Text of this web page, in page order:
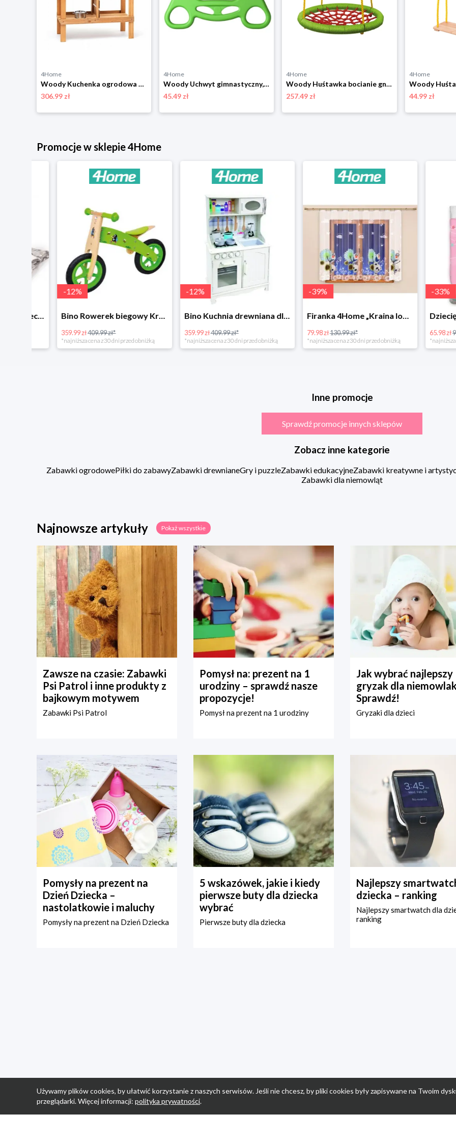
4Home
Woody Kuchenka ogrodowa dla dzieci Rosalie, 77 x 95 x 34 cm
306.99 zł
4Home
Woody Uchwyt gimnastyczny, do 80 kg
45.49 zł
4Home
Woody Huśtawka bocianie gniazdo śr. 83 cm, zielono-czerwony
257.49 zł
4Home
44.99 zł
Promocje w sklepie 4Home
Bino Rowerek biegowy Krecik
359.99 zł409.99 zł*
*najniższa cena z 30 dni przed obniżką
Bino Kuchnia drewniana dla dzieci Provence
359.99 zł409.99 zł*
*najniższa cena z 30 dni przed obniżką
Firanka 4Home „Kraina lodu” (Frozen)
79.98 zł130.99 zł*
*najniższa cena z 30 dni przed obniżką
-33
65.98 zł98.99 zł*
*najniższa cena z
Inne promocje
Sprawdź promocje innych sklepów
Zobacz inne kategorie
Zabawki ogrodowePiłki do zabawyZabawki drewnianeGry i puzzleZabawki edukacyjneZabawki kreatywne i
Zabawki dla niemowląt
Najnowsze artykuły Pokaż wszystkie
Zawsze na czasie: Zabawki
Psi Patrol i inne produkty z
bajkowym motywem
Zabawki Psi Patrol
Pomysł na: prezent na 1
urodziny – sprawdź nasze
propozycje!
Pomysł na prezent na 1 urodziny
Jak wybrać najlepszy
gryzak dla
Sprawdź!
Gryzaki dla dzieci
Pomysły na prezent na
Dzień Dziecka –
nastolatkowie i maluchy
Pomysły na prezent na Dzień Dziecka
5 wskazówek, jakie i kiedy
pierwsze buty dla dziecka
wybrać
Pierwsze buty dla dziecka
Najlepszy
dziecka – ranking
Najlepszy smartwatch dla
ranking
Używamy plików cookies, by ułatwić korzystanie z naszych serwisów. Jeśli nie chcesz, by pliki cookies były zapisywane na Twoim
przeglądarki. Więcej informacji: polityka prywatności.